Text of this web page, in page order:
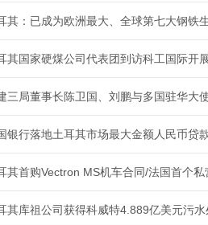
其：已成为欧洲最大、全球第七大钢铁
其国家硬煤公司代表团到访科工国际开
三局董事长陈卫国、刘鹏与多国驻华
银行落地土耳其市场最大金额人民币贷款
其首购Vectron MS机车合同/法国首个
其库祖公司获得科威特4.889亿美元污水